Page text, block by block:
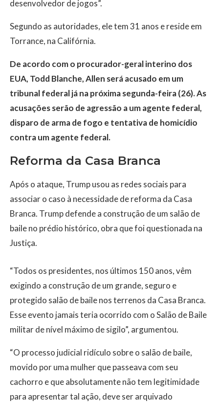
desenvolvedor de jogos”.
Segundo as autoridades, ele tem 31 anos e reside em
Torrance, na Califórnia.
De acordo com o procurador-geral interino dos
EUA, Todd Blanche, Allen será acusado em um
tribunal federal já na próxima segunda-feira (26). As
acusações serão de agressão a um agente federal,
disparo de arma de fogo e tentativa de homicídio
contra um agente federal.
Reforma da Casa Branca
Após o ataque, Trump usou as redes sociais para
associar o caso à necessidade de reforma da Casa
Branca. Trump defende a construção de um salão de
baile no prédio histórico, obra que foi questionada na
Justiça.
“Todos os presidentes, nos últimos 150 anos, vêm
exigindo a construção de um grande, seguro e
protegido salão de baile nos terrenos da Casa Branca.
Esse evento jamais teria ocorrido com o Salão de Baile
militar de nível máximo de sigilo”, argumentou.
“O processo judicial ridículo sobre o salão de baile,
movido por uma mulher que passeava com seu
cachorro e que absolutamente não tem legitimidade
para apresentar tal ação, deve ser arquivado